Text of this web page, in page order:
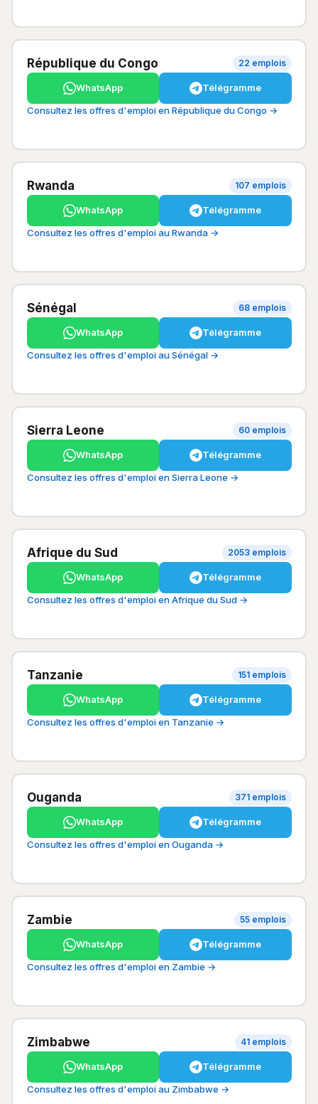
République du Congo 22 emplois
WhatsApp
Télégramme
Consultez les offres d'emploi en République du Congo →
Rwanda 107 emplois
WhatsApp
Télégramme
Consultez les offres d'emploi au Rwanda →
Sénégal 68 emplois
WhatsApp
Télégramme
Consultez les offres d'emploi au Sénégal →
Sierra Leone 60 emplois
WhatsApp
Télégramme
Consultez les offres d'emploi en Sierra Leone →
Afrique du Sud 2053 emplois
WhatsApp
Télégramme
Consultez les offres d'emploi en Afrique du Sud →
Tanzanie 151 emplois
WhatsApp
Télégramme
Consultez les offres d'emploi en Tanzanie →
Ouganda 371 emplois
WhatsApp
Télégramme
Consultez les offres d'emploi en Ouganda →
Zambie 55 emplois
WhatsApp
Télégramme
Consultez les offres d'emploi en Zambie →
Zimbabwe 41 emplois
WhatsApp
Télégramme
Consultez les offres d'emploi au Zimbabwe →